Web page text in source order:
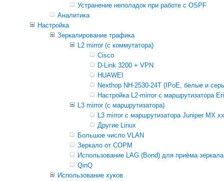
Устранение неполадок при работе с OSPF
Аналитика
Настройка
Зеркалирование трафика
L2 mirror (с коммутатора)
Cisco
D-Link 3200 + VPN
HUAWEI
Nexthop NH-2530-24T (IPoE, белые и
Настройка L2-mirror с маршрутизатора
L3 mirror (с маршрутизатора)
L3 mirror с маршрутизатора Juniper MX
Другие Linux
Большое число VLAN
Зеркало от СОРМ
Использование LAG (Bond) для приёма
QinQ
Использование хуков